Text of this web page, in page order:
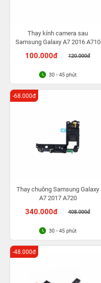
Thay kính camera sau
Samsung Galaxy A7 2016 A710
100.000đ 120.000đ
30 - 45 phút
Thay chuông Samsung Galaxy
A7 2017 A720
340.000đ 408.000đ
-68.000đ
30 - 45 phút
-48.000đ